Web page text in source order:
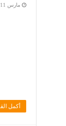
مارس 11, 2024
أكمل